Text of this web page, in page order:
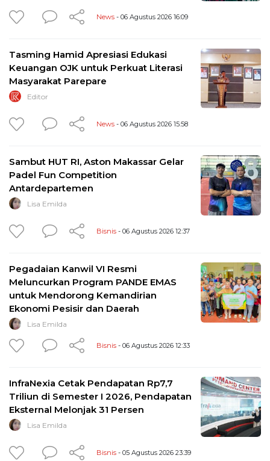
News - 06 Agustus 2026 16:09
Tasming Hamid Apresiasi Edukasi
Keuangan OJK untuk Perkuat Literasi
Masyarakat Parepare
Editor
News - 06 Agustus 2026 15:58
Sambut HUT RI, Aston Makassar Gelar
Padel Fun Competition
Antardepartemen
Lisa Emilda
Bisnis - 06 Agustus 2026 12:37
Pegadaian Kanwil VI Resmi
Meluncurkan Program PANDE EMAS
untuk Mendorong Kemandirian
Ekonomi Pesisir dan Daerah
Lisa Emilda
Bisnis - 06 Agustus 2026 12:33
InfraNexia Cetak Pendapatan Rp7,7
Triliun di Semester I 2026, Pendapatan
Eksternal Melonjak 31 Persen
Lisa Emilda
Bisnis - 05 Agustus 2026 23:39